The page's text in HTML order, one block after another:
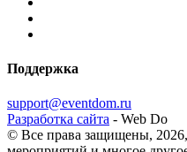
Поддержка
support@eventdom.ru
Разработка сайта - Web Do
© Все права защищены, 2026,